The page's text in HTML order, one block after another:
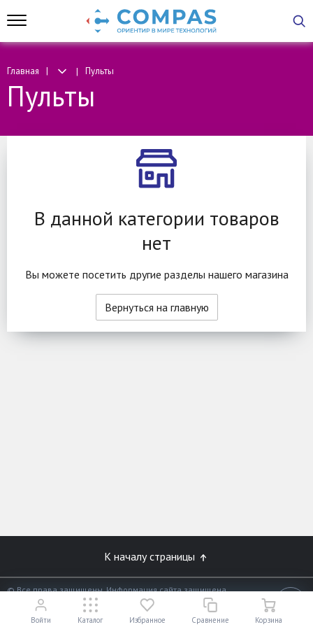
Главная Пульты
Пульты
В данной категории товаров
нет
Вы можете посетить другие разделы нашего магазина
Вернуться на главную
К началу страницы
© Все права защищены. Информация сайта защищена
законом об авторских правах.
Разработано в
«АЛЬФА Системс»
Войти Каталог Избранное Сравнение Корзина